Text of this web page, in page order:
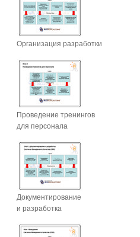
Организация разработки
Проведение тренингов
для персонала
Документирование
и разработка